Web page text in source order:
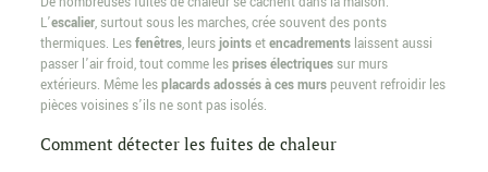
L’escalier, surtout sous les marches, crée souvent des ponts
thermiques. Lesfenêtres, leursjointsetencadrementslaissent aussi
passer l’air froid, tout comme lesprises électriquessur murs
extérieurs. Même lesplacards adossés à ces murspeuvent refroidir les
pièces voisines s’ils ne sont pas isolés.
Comment détecter les fuites de chaleur